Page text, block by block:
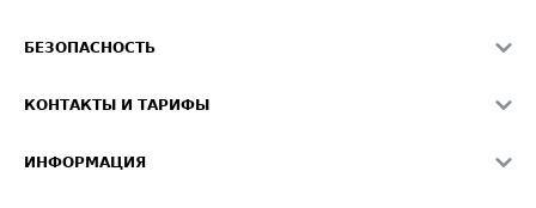
Звезды ATI.SU на вашем сайте
Средние ставки
БЕЗОПАСНОСТЬ
Светофор+
КОНТАКТЫ И ТАРИФЫ
ИНФОРМАЦИЯ